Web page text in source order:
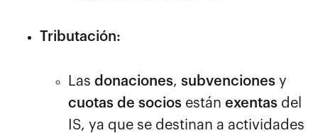
Tributación:
Las donaciones, subvenciones y
cuotas de socios están exentas del
IS, ya que se destinan a actividades